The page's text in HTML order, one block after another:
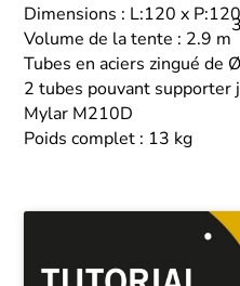
Dimensions : L:120 x
Volume de la tente : 2.9 m
3
Tubes en aciers zingué de
2 tubes pouvant supporter
Mylar M210D
Poids complet : 13 kg